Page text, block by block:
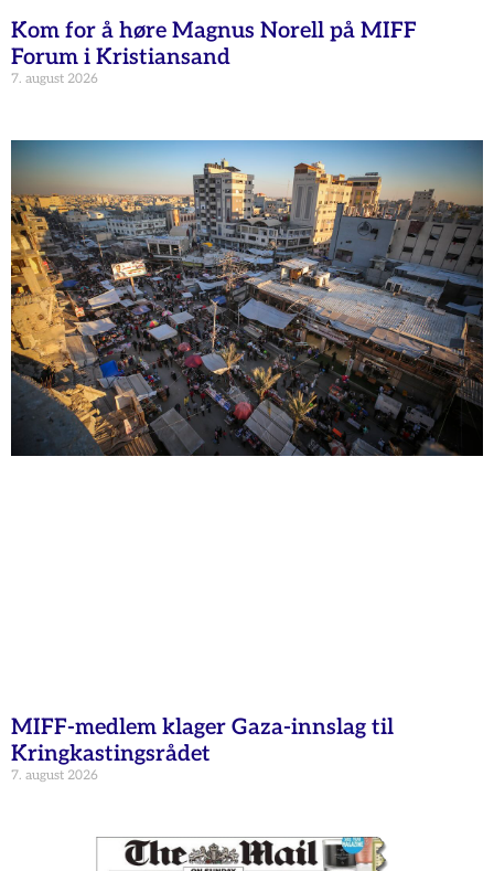
Kom for å høre Magnus Norell på MIFF
Forum i Kristiansand
7. august 2026
MIFF-medlem klager Gaza-innslag til
Kringkastingsrådet
7. august 2026